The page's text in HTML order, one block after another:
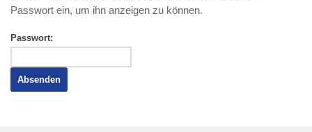
Passwort ein, um ihn anzeigen zu können.
Passwort: